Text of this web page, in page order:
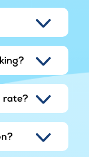
er
rate?